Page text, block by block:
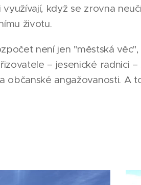
když se zrovna
životu.
není jen "městská
– jesenické radnici –
občanské angažovanosti. A